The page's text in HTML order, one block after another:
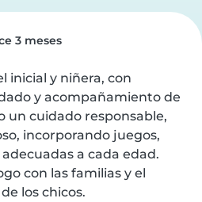
3 meses
inicial y niñera, con
y acompañamiento de
un cuidado responsable,
incorporando juegos,
a cada edad.
con las familias y el
los chicos.